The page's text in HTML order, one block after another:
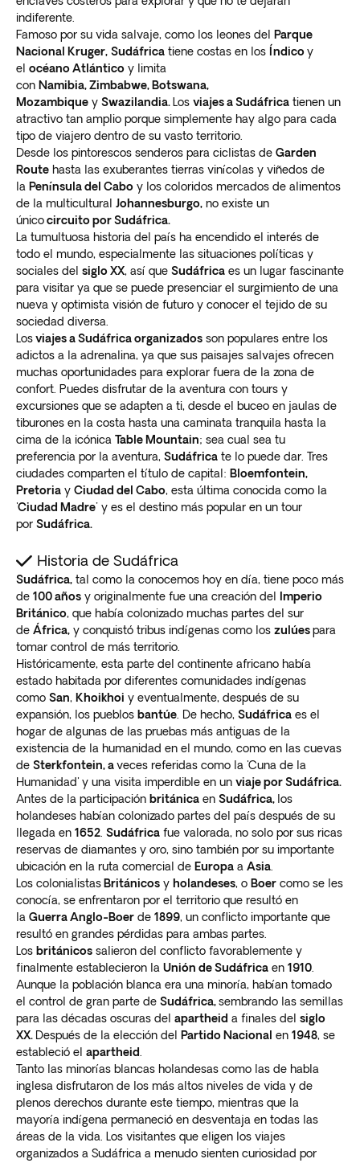
indiferente.
Famoso por su vida salvaje, como los leones del
Parque
Nacional Kruger, Sudáfrica tiene costas en los Índicoy
el océano Atlántico y limita
con Namibia,Zimbabwe, Botswana,
Mozambique y Swazilandia. Los viajes a Sudáfrica tienen un
atractivo tan amplio porque simplemente hay algo para cada
tipo de viajero dentro de su vasto territorio.
Desde los pintorescos senderos para ciclistas de Garden
Route hasta las exuberantes tierras vinícolas y viñedos de
la Península del Cabo y los coloridos mercados de alimentos
de la multicultural Johannesburgo, no existe un
únicocircuito por Sudáfrica.
La tumultuosa historia del país ha encendido el interés de
todo el mundo, especialmente las situaciones políticas y
sociales del siglo XX, así que Sudáfrica es un lugar fascinante
para visitar ya que se puede presenciar el surgimiento de una
nueva y optimista visión de futuro y conocer el tejido de su
sociedad diversa.
Losviajes a Sudáfrica organizados son populares entre los
adictos a la adrenalina, ya que sus paisajes salvajes ofrecen
muchas oportunidades para explorar fuera de la zona de
confort. Puedes disfrutar de la aventura con tours y
excursiones que se adapten a ti, desde el buceo en jaulas de
tiburones en la costa hasta una caminata tranquila hasta la
cima de la icónica Table Mountain; sea ​​cual sea tu
preferencia por la aventura, Sudáfrica te lo puede dar. Tres
ciudades comparten el título de capital: Bloemfontein,
Pretoria y Ciudad del Cabo, esta última conocida como la
'Ciudad Madre' y es el destino más popular en un tour
por Sudáfrica.
Historia de Sudáfrica
Sudáfrica, tal como la conocemos hoy en día, tiene poco más
de 100 años y originalmente fue una creación del
Imperio
Británico, que había colonizado muchas partes del sur
de África, y conquistó tribus indígenas como los zulúespara
tomar control de más territorio.
Históricamente, esta parte del continente africano había
estado habitada por diferentes comunidades indígenas
como San, Khoikhoi y eventualmente, después de su
expansión, los pueblos bantúe . De hecho, Sudáfrica es el
hogar de algunas de las pruebas más antiguas de la
existencia de la humanidad en el mundo, como en las cuevas
de Sterkfontein, aveces referidas como la 'Cuna de la
Humanidad' y una visita imperdible en un viaje por Sudáfrica.
Antes de la participación británica en Sudáfrica, los
holandeses habían colonizado partes del país después de su
llegada en 1652 Sudáfrica fue valorada, no solo por sus ricas
reservas de diamantes y oro, sino también por su importante
ubicación en la ruta comercial de Europa a Asia
Los colonialistas Británicos y holandeses, o Boer como se les
conocía, se enfrentaron por el territorio que resultó en
la Guerra Anglo-Boer de 1899, un conflicto importante que
resultó en grandes pérdidas para ambas partes.
Los británicos salieron del conflicto favorablemente y
finalmente establecieron la Unión de Sudáfrica en 1910
Aunque la población blanca era una minoría, habían tomado
el control de gran parte de Sudáfrica,sembrando las semillas
para las décadas oscuras del apartheid a finales del siglo
XX. Después de la elección del Partido Nacional en 1948, se
estableció el apartheid
Tanto las minorías blancas holandesas como las de habla
inglesa disfrutaron de los más altos niveles de vida y de
plenos derechos durante este tiempo, mientras que la
mayoría indígena permaneció en desventaja en todas las
áreas de la vida. Los visitantes que eligen los viajes
organizados a Sudáfrica a menudo sienten curiosidad por